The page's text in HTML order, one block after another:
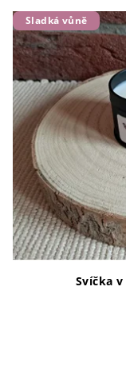
Sladká vůně
Svíčka